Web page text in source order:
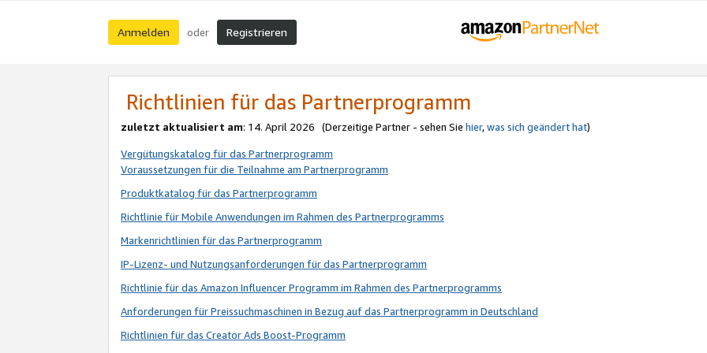
Anmelden oder Registrieren
Richtlinien für das Partnerprogramm
zuletzt aktualisiert am: 14. April 2026 (Derzeitige Partner - sehen Sie hier,was sich geändert hat)
Vergütungskatalog für das Partnerprogramm
Voraussetzungen für die Teilnahme am Partnerprogramm
Produktkatalog für das Partnerprogramm
Richtlinie für Mobile Anwendungen im Rahmen des Partnerprogramms
Markenrichtlinien für das Partnerprogramm
IP-Lizenz- und Nutzungsanforderungen für das Partnerprogramm
Richtlinie für das Amazon Influencer Programm im Rahmen des Partnerprogramms
Anforderungen für Preissuchmaschinen in Bezug auf das Partnerprogramm in Deutschland
Richtlinien für das Creator Ads Boost-Programm